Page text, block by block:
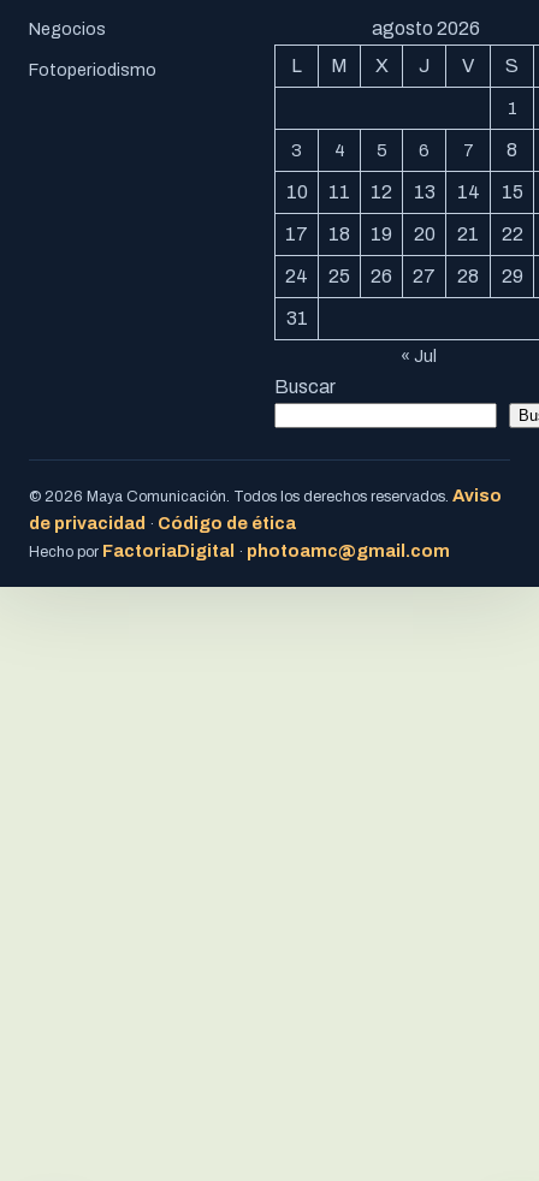
Negocios
Fotoperiodismo
agosto 2026
L
M X J V S
1
3 4 5 6 7 8
10 11 12 13 14 15
17 18 19 20 21 22
24 25 26 27 28 29
31
« Jul
Buscar
© 2026 Maya Comunicación. Todos los derechos reservados. Aviso
de privacidad · Código de ética
Hecho por FactoriaDigital · photoamc@gmail.com